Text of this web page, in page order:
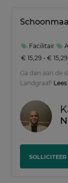
Facilitair
€ 15,29 - €
Ga dan aan de
Landgraaf!
SOLLICITEER